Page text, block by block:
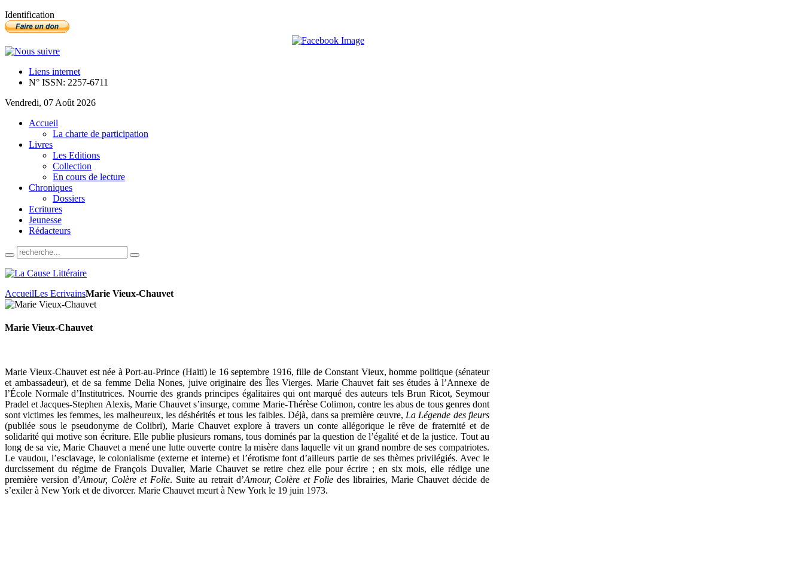
Identification
Liens internet
N° ISSN: 2257-6711
Vendredi, 07 Août 2026
Accueil
La charte de participation
Livres
Les Editions
Collection
En cours de lecture
Chroniques
Dossiers
Ecritures
Jeunesse
Rédacteurs
AccueilLes EcrivainsMarie Vieux-Chauvet
Marie Vieux-Chauvet
Marie Vieux-Chauvet est née à Port-au-Prince (Haïti) le 16 septembre 1916, fille de Constant Vieux, homme politique (sénateur
et ambassadeur), et de sa femme Delia Nones, juive originaire des Îles Vierges. Marie Chauvet fait ses études à l’Annexe de
l’École Normale d’Institutrices. Nourrie des grands principes égalitaires qui ont marqué des auteurs tels Brun Ricot, Seymour
Pradel et Jacques-Stephen Alexis, Marie Chauvet s’insurge, comme Marie-Thérèse Colimon, contre les abus de tous genres dont
sont victimes les femmes, les malheureux, les déshérités et tous les faibles. Déjà, dans sa première œuvre, La Légende des fleurs
(publiée sous le pseudonyme de Colibri), Marie Chauvet explore à travers un conte allégorique le rêve de fraternité et de
solidarité qui motive son écriture. Elle publie plusieurs romans, tous dominés par la question de l’égalité et de la justice. Tout au
long de sa vie, Marie Chauvet a mené une lutte ouverte contre la misère dans laquelle vit un grand nombre de ses compatriotes.
Le vaudou, l’esclavage, le colonialisme (externe et interne) et l’érotisme font d’ailleurs partie de ses thèmes privilégiés. Avec le
durcissement du régime de François Duvalier, Marie Chauvet se retire chez elle pour écrire ; en six mois, elle rédige une
première version d’Amour, Colère et Folie. Suite au retrait d’Amour, Colère et Foliedes librairies, Marie Chauvet décide de
s’exiler à New York et de divorcer. Marie Chauvet meurt à New York le 19 juin 1973.